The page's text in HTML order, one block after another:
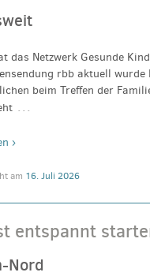
das Netzwerk Gesunde
rbb aktuell
beim Treffen der
…
›
am 16. Juli 2026
entspannt
Nord